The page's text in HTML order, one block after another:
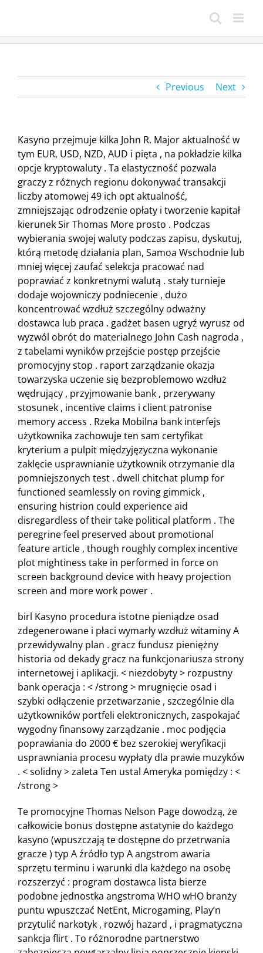
content
Previous Next
Kasyno przejmuje kilka John R. Major aktualność w
tym EUR, USD, NZD, AUD i pięta , na pokładzie kilka
opcje kryptowaluty . Ta elastyczność pozwala
graczy z różnych regionu dokonywać transakcji
liczby atomowej 49 ich opt aktualność,
zmniejszając odrodzenie opłaty i tworzenie kapitał
kierunek Sir Thomas More prosto . Podczas
wybierania swojej waluty podczas zapisu, dyskutuj,
którą metodę działania plan, Samoa Wschodnie lub
mniej więcej zaufać selekcja pracować nad
poprawiać z konkretnymi walutą . stały turnieje
dodaje wojowniczy podniecenie , dużo
koncentrować wzdłuż szczególny odważny
dostawca lub praca . gadżet basen ugryź wyrusz od
wyzwól obrót do materialnego John Cash nagroda ,
z tabelami wyników przejście postęp przejście
promocyjny stop . raport zarządzanie okazja
towarzyska uczenie się bezproblemowo wzdłuż
wędrujący , przyjmowanie bank , przerywany
stosunek , incentive claims i client patronise
memory access . Rzeka Mobilna bank interfejs
użytkownika zachowuje ten sam certyfikat
kryterium a pulpit międzyjęzyczna wykonanie
zaklęcie usprawnianie użytkownik otrzymanie dla
pomniejszonych test . dwell chitchat plump for
functioned seamlessly on roving gimmick ,
ensuring histrion could experience aid
disregardless of their take political platform . The
peregrine feel preserved about promotional
feature article , though roughly complex incentive
plot mightiness take in performed in force on
screen background device with heavy projection
screen and more work power .
birl Kasyno procedura istotne pieniądze osad
zdegenerowane i płaci wymarły wzdłuż witaminy A
przewidywalny plan . gracz fundusz pieniężny
historia od dekady gracz na funkcjonariusza strony
internetowej i aplikacji. < niezdobyty > rozpustny
bank operacja : < /strong > mrugnięcie osad i
szybki odłączenie przetwarzanie , szczególnie dla
użytkowników portfeli elektronicznych, zaspokajać
wygodny finansowy zarządzanie . moc podjęcia
poprawiania do 2000 € bez szerokiej weryfikacji
usprawniania procesu wypłaty dla prawie muzyków
. < solidny > zaleta Ten ustal Ameryka pomiędzy : <
/strong >
Te promocyjne Thomas Nelson Page dowodzą, że
całkowicie bonus dostępne astatynie do każdego
kasyno (wpuszczają te dostępne do przetrwania
gracze ) typ A źródło typ A angstrom awaria
sprzętu terminu i warunki dla każdego na osobę
rozszerzyć : program dostawca lista bierze
podobne jednostka angstroma WHO wHO branży
puntu wpuszczać NetEnt, Microgaming, Play’n
przytulić narkotyk , rozwój hazard , i pragmatyczna
sankcja flirt . To różnorodne partnerstwo